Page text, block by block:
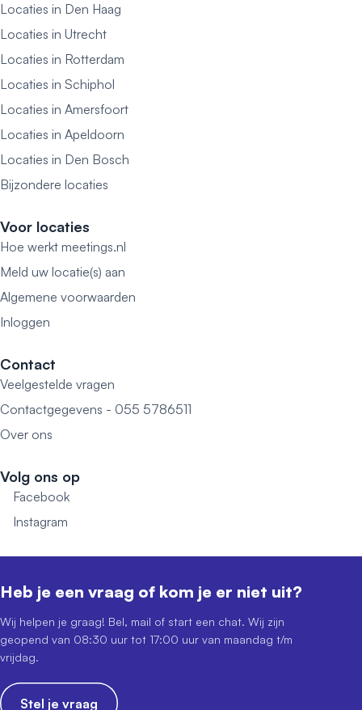
Locaties in Den Haag
Locaties in Utrecht
Locaties in Rotterdam
Locaties in Schiphol
Locaties in Amersfoort
Locaties in Apeldoorn
Locaties in Den Bosch
Bijzondere locaties
Voor locaties
Hoe werkt meetings.nl
Meld uw locatie(s) aan
Algemene voorwaarden
Inloggen
Contact
Veelgestelde vragen
Contactgegevens - 055 5786511
Over ons
Volg ons op
Facebook
Instagram
Heb je een vraag of kom je er niet uit?
Wij helpen je graag! Bel, mail of start een chat. Wij zijn
geopend van 08:30 uur tot 17:00 uur van maandag t/m
vrijdag.
Stel je vraag